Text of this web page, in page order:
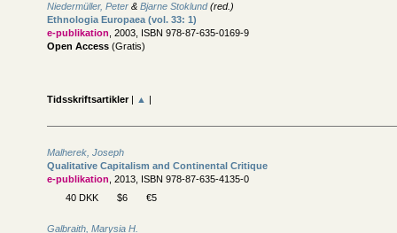
Niedermüller, Peter & Bjarne Stoklund(red.)
Ethnologia Europaea (vol. 33: 1)
e-publikation , 2003, ISBN 978-87-635-0169-9
Open Access (Gratis)
Tidsskriftsartikler| ▲ |
Malherek, Joseph
Qualitative Capitalism and Continental Critique
e-publikation , 2013, ISBN 978-87-635-4135-0
40 DKK
$6 €5
Galbraith, Marysia H.